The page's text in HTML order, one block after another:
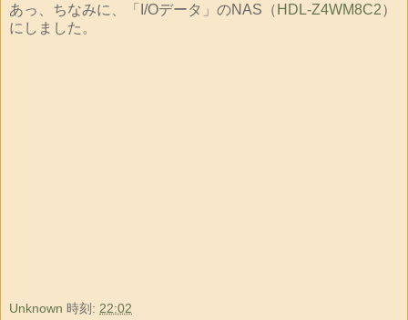
あっ、ちなみに、「I/Oデータ」のNAS（ HDL-Z4WM8C2）
にしました。
Unknown 時刻: 22:02